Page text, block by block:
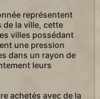
représentent
de la ville, cette
villes possédant
une pression
dans un rayon de
leurs
achetés avec de la